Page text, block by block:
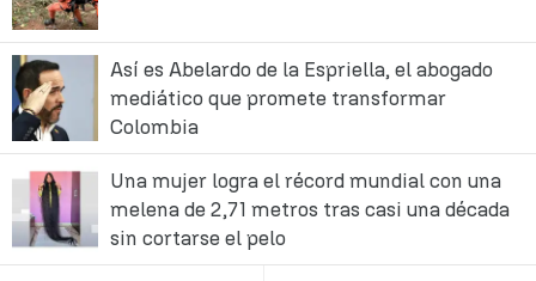
Así es Abelardo de la Espriella, el abogado
mediático que promete transformar
Colombia
Una mujer logra el récord mundial con una
melena de 2,71 metros tras casi una década
sin cortarse el pelo